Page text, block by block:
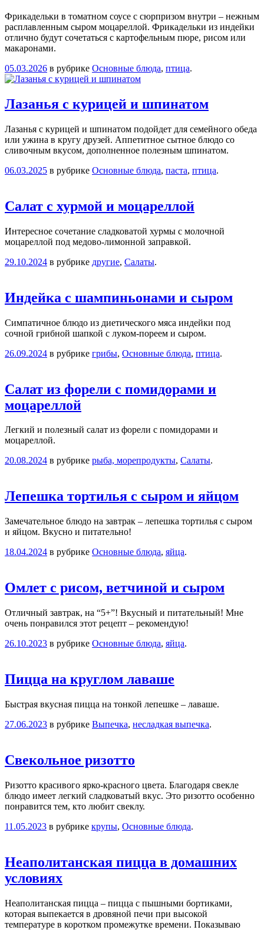
Фрикадельки в томатном соусе с сюрпризом внутри – нежным
расплавленным сыром моцареллой. Фрикадельки из индейки
отлично будут сочетаться с картофельным пюре, рисом или
макаронами.
05.03.2026 в рубрике Основные блюда, птица.
Лазанья с курицей и шпинатом
Лазанья с курицей и шпинатом подойдет для семейного обеда
или ужина в кругу друзей. Аппетитное сытное блюдо со
сливочным вкусом, дополненное полезным шпинатом.
06.03.2025 в рубрике Основные блюда, паста, птица.
Cалат с хурмой и моцареллой
Интересное сочетание сладковатой хурмы с молочной
моцареллой под медово-лимонной заправкой.
29.10.2024 в рубрике другие, Салаты.
Индейка с шампиньонами и сыром
Симпатичное блюдо из диетического мяса индейки под
сочной грибной шапкой с луком-пореем и сыром.
26.09.2024 в рубрике грибы, Основные блюда, птица.
Салат из форели с помидорами и
моцареллой
Легкий и полезный салат из форели с помидорами и
моцареллой.
20.08.2024 в рубрике рыба, морепродукты, Салаты.
Лепешка тортилья с сыром и яйцом
Замечательное блюдо на завтрак – лепешка тортилья с сыром
и яйцом. Вкусно и питательно!
18.04.2024 в рубрике Основные блюда, яйца.
Омлет с рисом, ветчиной и сыром
Отличный завтрак, на “5+”! Вкусный и питательный! Мне
очень понравился этот рецепт – рекомендую!
26.10.2023 в рубрике Основные блюда, яйца.
Пицца на круглом лаваше
Быстрая вкусная пицца на тонкой лепешке – лаваше.
27.06.2023 в рубрике Выпечка, несладкая выпечка.
Свекольное ризотто
Ризотто красивого ярко-красного цвета. Благодаря свекле
блюдо имеет легкий сладковатый вкус. Это ризотто особенно
понравится тем, кто любит свеклу.
11.05.2023 в рубрике крупы, Основные блюда.
Неаполитанская пицца в домашних
условиях
Неаполитанская пицца – пицца с пышными бортиками,
которая выпекается в дровяной печи при высокой
температуре в коротком промежутке времени. Показываю